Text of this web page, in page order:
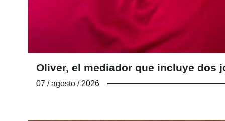
Oliver, el mediador que incluye dos
07 / agosto / 2026